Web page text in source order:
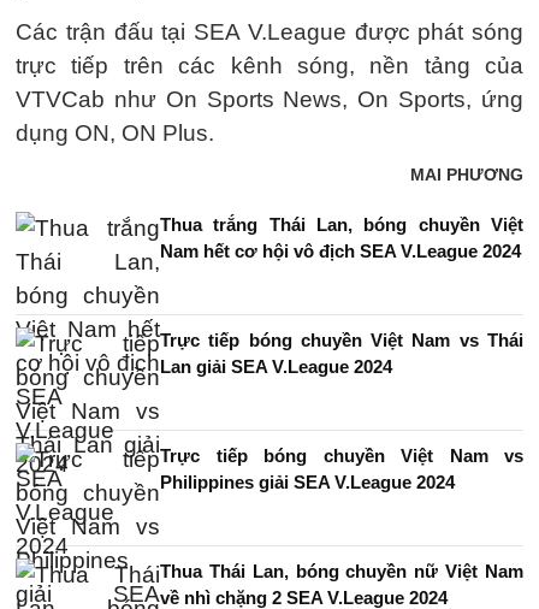
Các trận đấu tại SEA V.League được phát sóng
trực tiếp trên các kênh sóng, nền tảng của
VTVCab như On Sports News, On Sports, ứng
dụng ON, ON Plus.
MAI PHƯƠNG
Thua trắng Thái Lan, bóng chuyền Việt
Nam hết cơ hội vô địch SEA V.League 2024
Trực tiếp bóng chuyền Việt Nam vs Thái
Lan giải SEA V.League 2024
Trực tiếp bóng chuyền Việt Nam vs
Philippines giải SEA V.League 2024
Thua Thái Lan, bóng chuyền nữ Việt Nam
về nhì chặng 2 SEA V.League 2024